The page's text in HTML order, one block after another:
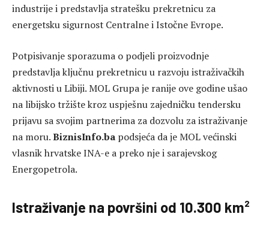
industrije i predstavlja stratešku prekretnicu za
energetsku sigurnost Centralne i Istočne Evrope.
Potpisivanje sporazuma o podjeli proizvodnje
predstavlja ključnu prekretnicu u razvoju istraživačkih
aktivnosti u Libiji. MOL Grupa je ranije ove godine ušao
na libijsko tržište kroz uspješnu zajedničku tendersku
prijavu sa svojim partnerima za dozvolu za istraživanje
na moru.BiznisInfo.ba podsjeća da je MOL većinski
vlasnik hrvatske INA-e a preko nje i sarajevskog
Energopetrola.
Istraživanje na površini od 10.300 km²